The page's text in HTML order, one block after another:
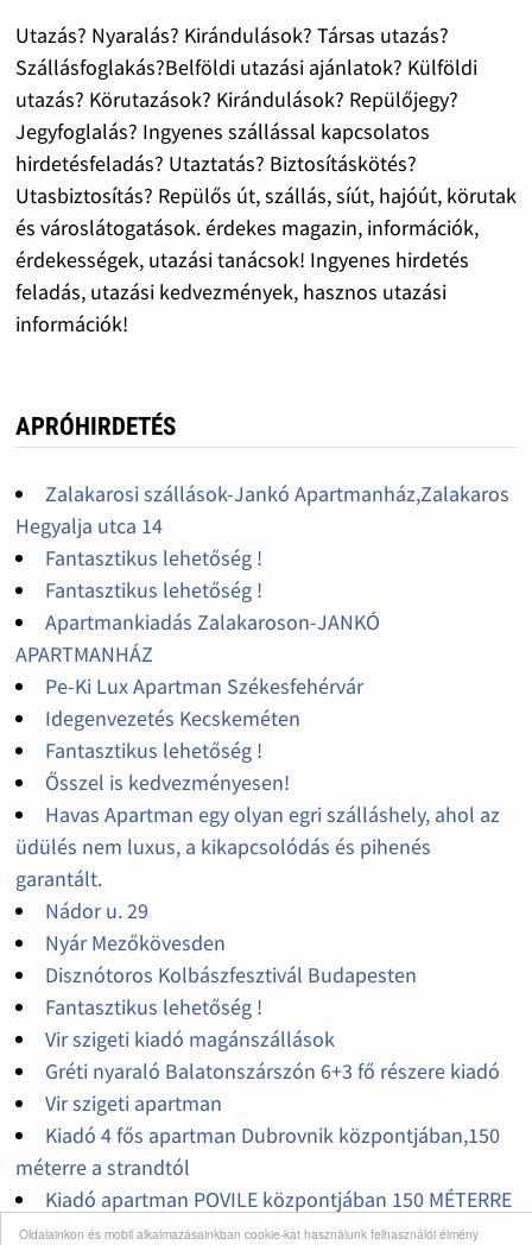
Oldalainkon és mobil alkalmazásainkban cookie-kat használunk felhasználói élmény
Utazás? Nyaralás? Kirándulások? Társas utazás?
Szállásfoglakás?Belföldi utazási ajánlatok? Külföldi
utazás? Körutazások? Kirándulások? Repülőjegy?
Jegyfoglalás? Ingyenes szállással kapcsolatos
hirdetésfeladás? Utaztatás? Biztosításkötés?
Utasbiztosítás? Repülős út, szállás, síút, hajóút, körutak
és városlátogatások. érdekes magazin, információk,
érdekességek, utazási tanácsok! Ingyenes hirdetés
feladás, utazási kedvezmények, hasznos utazási
információk!
APRÓHIRDETÉS
Zalakarosi szállások-Jankó Apartmanház,Zalakaros
Hegyalja utca 14
Fantasztikus lehetőség !
Fantasztikus lehetőség !
Apartmankiadás Zalakaroson-JANKÓ
APARTMANHÁZ
Pe-Ki Lux Apartman Székesfehérvár
Idegenvezetés Kecskeméten
Fantasztikus lehetőség !
Ősszel is kedvezményesen!
Havas Apartman egy olyan egri szálláshely, ahol az
üdülés nem luxus, a kikapcsolódás és pihenés
garantált.
Nádor u. 29
Nyár Mezőkövesden
Disznótoros Kolbászfesztivál Budapesten
Fantasztikus lehetőség !
Vir szigeti kiadó magánszállások
Gréti nyaraló Balatonszárszón 6+3 fő részere kiadó
Vir szigeti apartman
Kiadó 4 fős apartman Dubrovnik központjában,150
méterre a strandtól
Kiadó apartman POVILE központjában 150 MÉTERRE
A STRANDTÓL